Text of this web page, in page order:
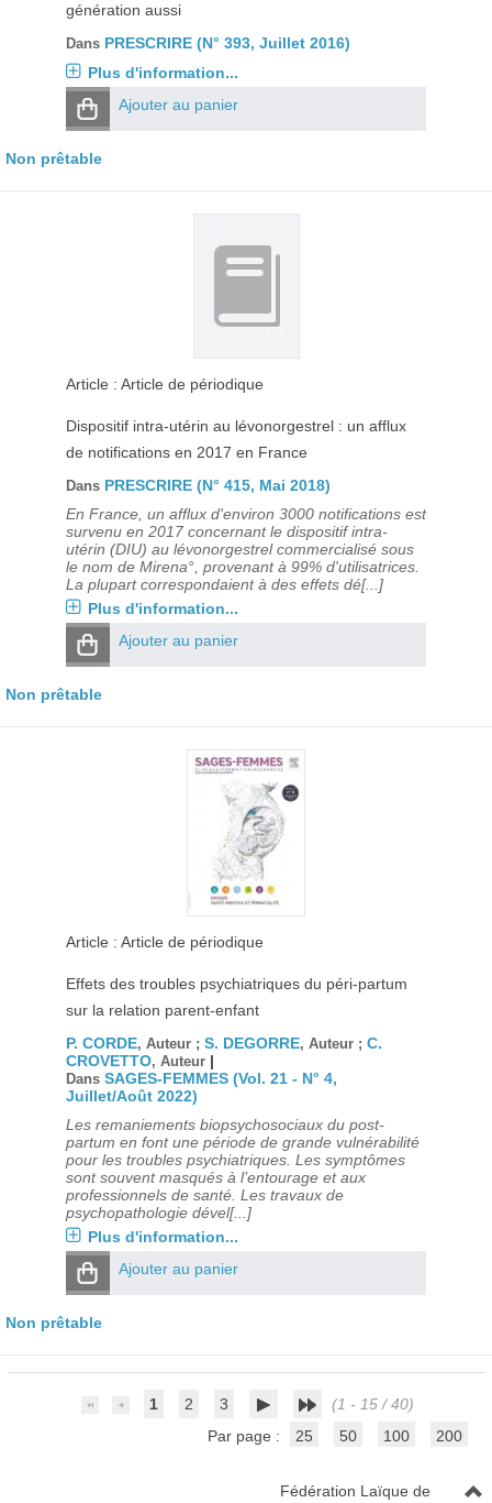
génération aussi
Dans PRESCRIRE (N° 393, Juillet 2016)
Plus d'information...
Ajouter au panier
Non prêtable
Article : Article de périodique
Dispositif intra-utérin au lévonorgestrel : un afflux
de notifications en 2017 en France
Dans PRESCRIRE (N° 415, Mai 2018)
En France, un afflux d'environ 3000 notifications est
survenu en 2017 concernant le dispositif intra-
utérin (DIU) au lévonorgestrel commercialisé sous
le nom de Mirena°, provenant à 99% d'utilisatrices.
La plupart correspondaient à des effets dé[...]
Plus d'information...
Ajouter au panier
Non prêtable
Article : Article de périodique
Effets des troubles psychiatriques du péri-partum
sur la relation parent-enfant
P. CORDE, Auteur ; S. DEGORRE, Auteur ; C.
CROVETTO, Auteur |
Dans SAGES-FEMMES (Vol. 21 - N° 4,
Juillet/Août 2022)
Les remaniements biopsychosociaux du post-
partum en font une période de grande vulnérabilité
pour les troubles psychiatriques. Les symptômes
sont souvent masqués à l’entourage et aux
professionnels de santé. Les travaux de
psychopathologie dével[...]
Plus d'information...
Ajouter au panier
Non prêtable
1 2 3
(1 - 15 / 40)
Par page :
25 50 100 200
Fédération Laïque de